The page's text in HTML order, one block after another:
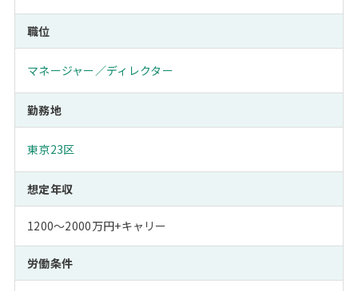
職位
マネージャー／ディレクター
勤務地
東京23区
想定年収
1200～2000万円+キャリー
労働条件